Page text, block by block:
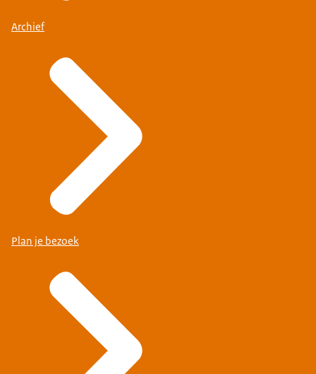
Archief
Plan je bezoek